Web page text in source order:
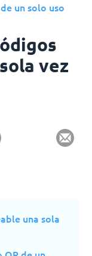
un solo uso
vez
una sola